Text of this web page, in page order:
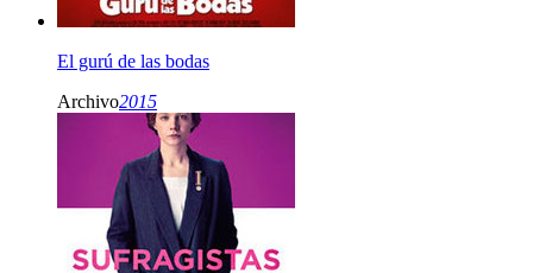
El gurú de las bodas
Archivo2015